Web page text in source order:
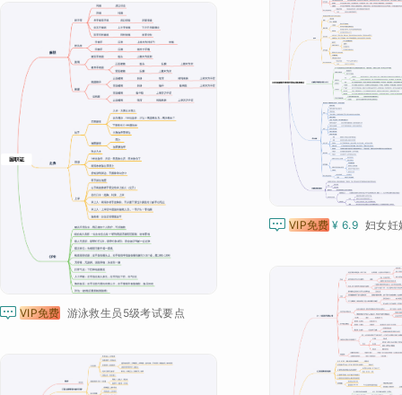
 VIP免费 ¥ 6.9
 VIP免费 游泳救生员5级考试要点